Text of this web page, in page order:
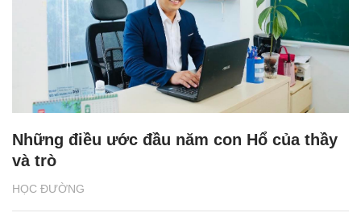
HỌC ĐƯỜNG
Những điều ước đầu năm con Hổ của thầy
và trò